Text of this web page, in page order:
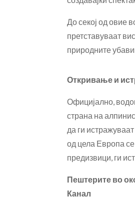
До секој од овие
претставуваат
природните
Откривање и
Официјално,
страна на
да ги
од цела Европа
предизвици, ги
Пештерите во
Канал